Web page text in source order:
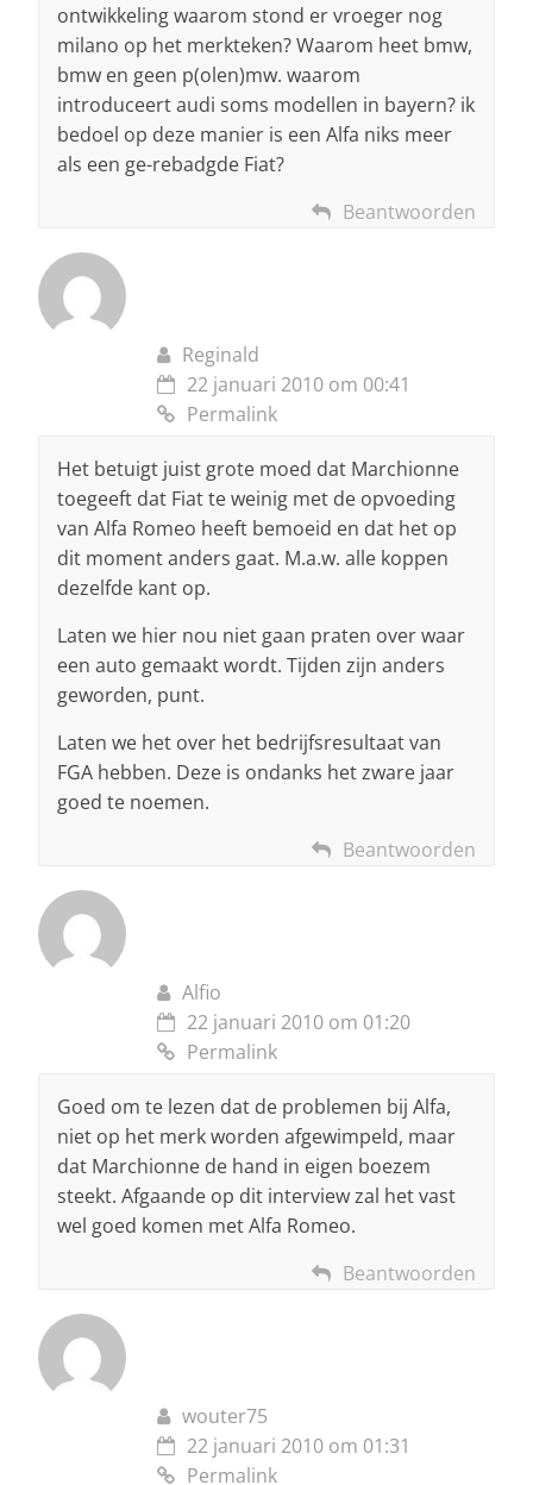
ontwikkeling waarom stond er vroeger nog
milano op het merkteken? Waarom heet bmw,
bmw en geen p(olen)mw. waarom
introduceert audi soms modellen in bayern? ik
bedoel op deze manier is een Alfa niks meer
als een ge-rebadgde Fiat?
Beantwoorden
Reginald
22 januari 2010 om 00:41
Permalink
Het betuigt juist grote moed dat Marchionne
toegeeft dat Fiat te weinig met de opvoeding
van Alfa Romeo heeft bemoeid en dat het op
dit moment anders gaat. M.a.w. alle koppen
dezelfde kant op.
Laten we hier nou niet gaan praten over waar
een auto gemaakt wordt. Tijden zijn anders
geworden, punt.
Laten we het over het bedrijfsresultaat van
FGA hebben. Deze is ondanks het zware jaar
goed te noemen.
Beantwoorden
Alfio
22 januari 2010 om 01:20
Permalink
Goed om te lezen dat de problemen bij Alfa,
niet op het merk worden afgewimpeld, maar
dat Marchionne de hand in eigen boezem
steekt. Afgaande op dit interview zal het vast
wel goed komen met Alfa Romeo.
Beantwoorden
wouter75
22 januari 2010 om 01:31
Permalink